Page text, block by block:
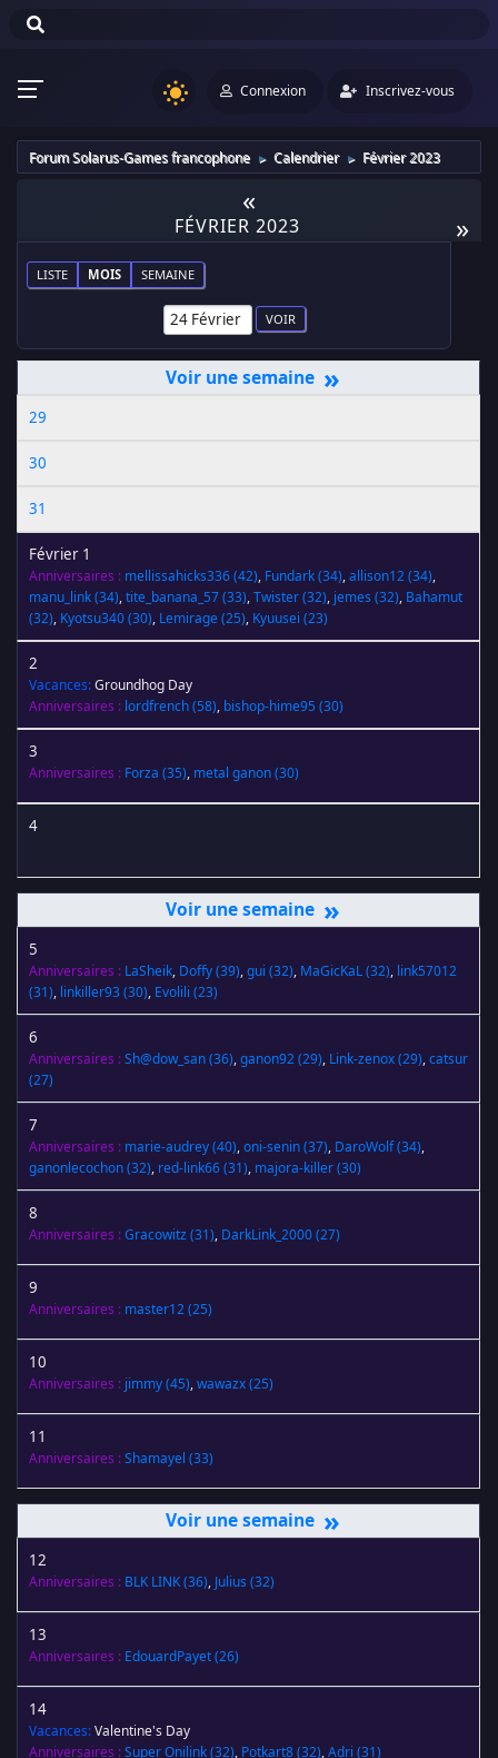
Connexion Inscrivez-vous
Forum Solarus-Games francophone ► Calendrier ► Février 2023
«
»
FÉVRIER 2023
LISTE MOIS SEMAINE
»
29
30
31
Février 1
Anniversaires : mellissahicks336(42), Fundark(34),allison12(34),
manu_link(34),tite_banana_57(33),Twister(32), jemes (32), Bahamut
(32), Kyotsu340(30), Lemirage(25), Kyuusei (23)
2
Vacances:Groundhog Day
Anniversaires : lordfrench(58), bishop-hime95 (30)
3
Anniversaires : Forza (35), metal ganon(30)
4
»
5
Anniversaires : LaSheik, Doffy(39),gui (32), MaGicKaL(32), link57012
(31), linkiller93(30), Evolili (23)
6
Anniversaires :Sh@dow_san(36),ganon92(29), Link-zenox(29),catsur
(27)
7
Anniversaires : marie-audrey(40),oni-senin(37), DaroWolf(34),
ganonlecochon(32), red-link66(31), majora-killer(30)
8
Anniversaires :Gracowitz(31), DarkLink_2000(27)
9
Anniversaires : master12(25)
10
Anniversaires : jimmy(45),wawazx(25)
11
Anniversaires :Shamayel (33)
»
12
Anniversaires : BLK LINK(36), Julius (32)
13
Anniversaires : EdouardPayet(26)
14
Vacances:Valentine's Day
Anniversaires :Super Onilink(32), Potkart8(32),Adri (31)